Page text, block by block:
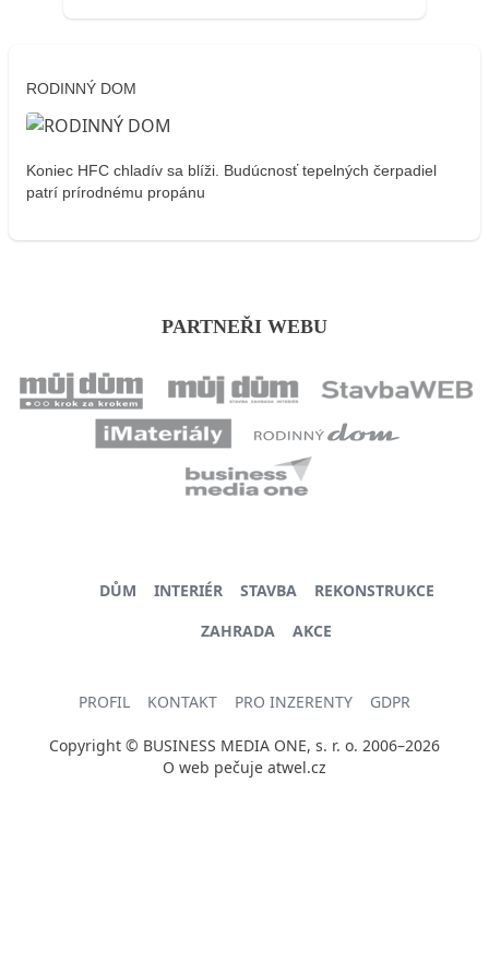
RODINNÝ DOM
Koniec HFC chladív sa blíži. Budúcnosť tepelných čerpadiel
patrí prírodnému propánu
PARTNEŘI WEBU
DŮM INTERIÉR STAVBA
REKONSTRUKCE
ZAHRADA
AKCE
PROFIL KONTAKT PRO INZERENTY GDPR
Copyright © BUSINESS MEDIA ONE, s. r. o. 2006–2026